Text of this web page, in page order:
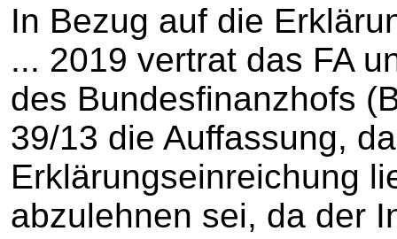
In Bezug auf die
... 2019 vertrat das FA
des Bundesfinanzhofs
39/13 die Auffassung,
Erklärungseinreichung
abzulehnen sei, da der